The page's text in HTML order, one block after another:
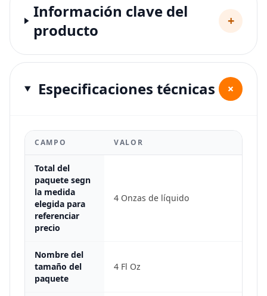
Información clave del
producto
+
Especificaciones técnicas +
CAMPO VALOR
Total del
paquete segn
la medida
elegida para
referenciar
precio
4 Onzas de líquido
Nombre del
tamaño del
paquete
4 Fl Oz